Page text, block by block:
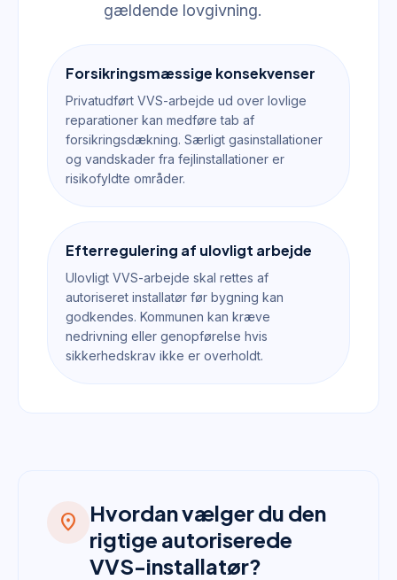
gældende lovgivning.
Forsikringsmæssige konsekvenser
Privatudført VVS-arbejde ud over lovlige
reparationer kan medføre tab af
forsikringsdækning. Særligt gasinstallationer
og vandskader fra fejlinstallationer er
risikofyldte områder.
Efterregulering af ulovligt arbejde
Ulovligt VVS-arbejde skal rettes af
autoriseret installatør før bygning kan
godkendes. Kommunen kan kræve
nedrivning eller genopførelse hvis
sikkerhedskrav ikke er overholdt.
location_on
Hvordan vælger du den
rigtige autoriserede
VVS-installatør?